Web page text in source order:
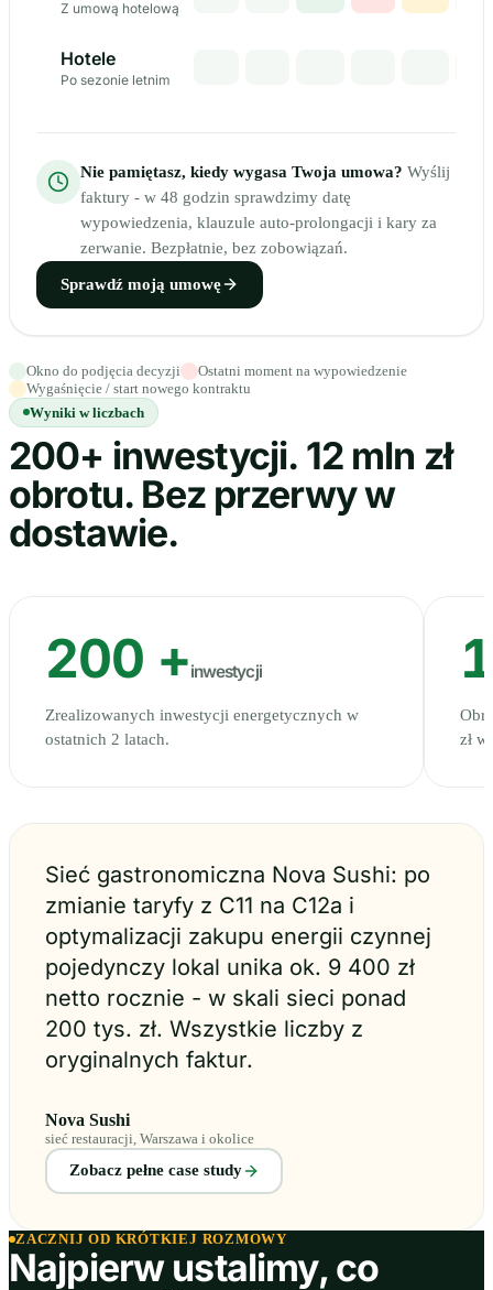
Z umową hotelową
Hotele
Po sezonie letnim
Nie pamiętasz, kiedy wygasa Twoja umowa? Wyślij
faktury - w 48 godzin sprawdzimy datę
wypowiedzenia, klauzule auto-prolongacji i kary za
zerwanie. Bezpłatnie, bez zobowiązań.
Sprawdź moją umowę
Okno do podjęcia decyzji
Ostatni moment na wypowiedzenie
Wygaśnięcie / start nowego kontraktu
Wyniki w liczbach
200+ inwestycji. 12 mln zł
obrotu. Bez przerwy w
dostawie.
200 +inwestycji
Zrealizowanych inwestycji energetycznych w
ostatnich 2 latach.
zł
Sieć gastronomiczna Nova Sushi: po
zmianie taryfy z C11 na C12a i
optymalizacji zakupu energii czynnej
pojedynczy lokal unika ok. 9 400 zł
netto rocznie - w skali sieci ponad
200 tys. zł. Wszystkie liczby z
oryginalnych faktur.
Nova Sushi
sieć restauracji, Warszawa i okolice
Zobacz pełne case study
ZACZNIJ OD KRÓTKIEJ ROZMOWY
Najpierw ustalimy, co